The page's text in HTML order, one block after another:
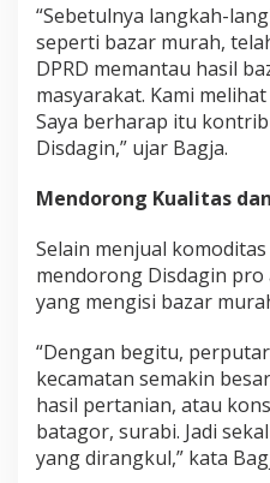
“Sebetulnya langkah-
seperti bazar murah,
DPRD memantau hasil
masyarakat. Kami
Saya berharap itu
Disdagin,” ujar Bagja.
Mendorong Kualitas
Selain menjual
mendorong Disdagin
yang mengisi bazar
“Dengan begitu,
kecamatan semakin
hasil pertanian, atau
batagor, surabi. Jadi
yang dirangkul,” kata